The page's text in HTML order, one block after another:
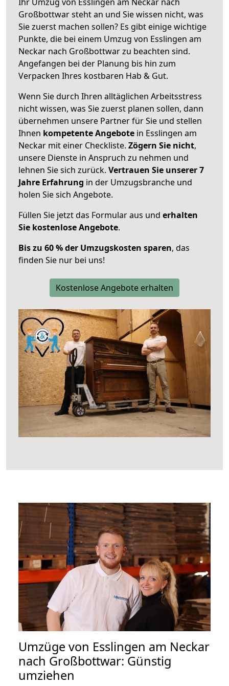
Großbottwar steht an und Sie wissen nicht, was
Sie zuerst machen sollen? Es gibt einige wichtige
Punkte, die bei einem Umzug von Esslingen am
Neckar nach Großbottwar zu beachten sind.
Angefangen bei der Planung bis hin zum
Verpacken Ihres kostbaren Hab & Gut.
Wenn Sie durch Ihren alltäglichen Arbeitsstress
nicht wissen, was Sie zuerst planen sollen, dann
übernehmen unsere Partner für Sie und stellen
Ihnen kompetente Angebote in Esslingen am
Neckar mit einer Checkliste. Zögern Sie nicht,
unsere Dienste in Anspruch zu nehmen und
lehnen Sie sich zurück. Vertrauen Sie unserer 7
Jahre Erfahrung in der Umzugsbranche und
holen Sie sich Angebote.
Füllen Sie jetzt das Formular aus und erhalten
Sie kostenlose Angebote.
Bis zu 60 % der Umzugskosten sparen, das
finden Sie nur bei uns!
Kostenlose Angebote erhalten
Umzüge von Esslingen am Neckar
nach Großbottwar: Günstig
umziehen